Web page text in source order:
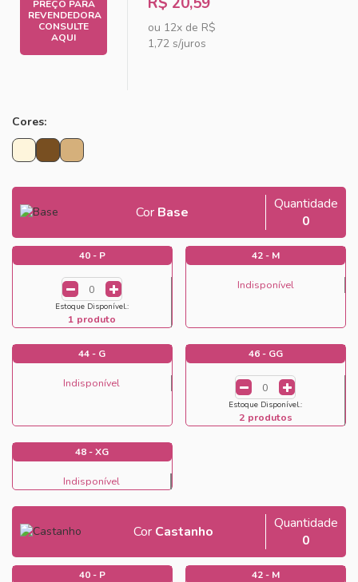
PREÇO PARA
REVENDEDORA
CONSULTE
AQUI
ou 12x de R$
1,72 s/juros
Cores:
Cor Base
Quantidade
0
40 - P
Estoque Disponível.:
1 produto
42 - M
Indisponível
44 - G
Indisponível
46 - GG
Estoque Disponível.:
2 produtos
48 - XG
Indisponível
Cor Castanho
Quantidade
0
40 - P 42 - M